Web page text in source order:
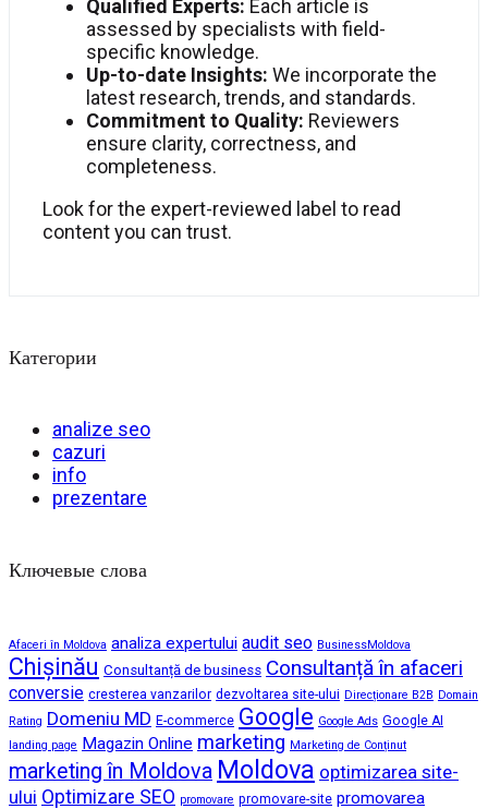
Qualified Experts: Each article is
assessed by specialists with field-
specific knowledge.
Up-to-date Insights: We incorporate the
latest research, trends, and standards.
Commitment to Quality: Reviewers
ensure clarity, correctness, and
completeness.
Look for the expert-reviewed label to read
content you can trust.
Категории
analize seo
cazuri
info
prezentare
Ключевые слова
Afaceri în Moldova analiza expertului audit seo BusinessMoldova
Chișinău Consultanță de business Consultanță în afaceri
conversie cresterea vanzarilor dezvoltarea site-ului Direcționare B2B Domain
Rating Domeniu MD E-commerce Google Google Ads Google AI
landing page Magazin Online marketing Marketing de Conținut
marketing în Moldova Moldova optimizarea site-
ului Optimizare SEO promovare promovare-site promovarea